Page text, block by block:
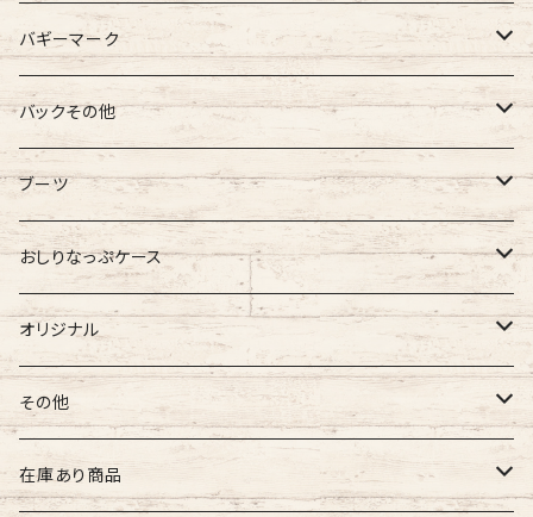
バギーマーク
バギーマーク
バギーマーク
吸盤付バギーマーク
バギーマークミニ
両面マークいり
オリジナル
バギーマークミニ
吸盤バギーマーク
バギーマークミニ
両面バギーマーク
オリジナル
バギーマークプチ
バギーマークプチ ボールチェーン
バギーマークプチ ストラップ
オリジナル
吸盤バギーマーク
バギーマークミニ
バギーマークプチ
バギーマークナノ
オリジナル
オリジナル
バックその他
バギーポケット
バギーポケット レギュラー
バギーポケット 大
チャーム
バギーチャーム
イニシャルチャーム
診察ファイルバック
ブーツ
オリジナル
Sサイズ
Mサイズ
ブーツ
Sサイズ
XXLサイズ
おしりなっぷケース
おしりナップケース 縦型
おしりナップケース 横型
オリジナル
バギーマーク
バギーマークレギュラーサイズ
おしりナップケース
その他
ネームホルダー
在庫あり商品